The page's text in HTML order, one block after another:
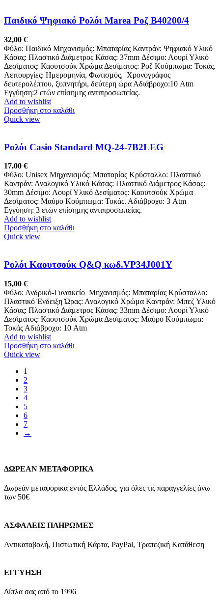
Παιδικό Ψηφιακό Ρολόι Marea Ροζ B40200/4
32,00 €
Φύλο: Παιδικό Μηχανισμός: Μπαταρίας Καντράν: Ψηφιακό Υλικό
Κάσας: Πλαστικό Διάμετρος Κάσας: 37mm Δέσιμο: Λουρί Υλικό
Δεσίματος: Καουτσούκ Χρώμα Δεσίματος: Ροζ Κούμπωμα: Τοκάς.
Λειτουργίες: Ημερομηνία, Φωτισμός, Χρονογράφος
δευτερολέπτου, ξυπνητήρι, δεύτερη ώρα Αδιάβροχο:10 Atm
Εγγύηση:2 ετών επίσημης αντιπροσωπείας.
Add to wishlist
Προσθήκη στο καλάθι
Quick view
Ρολόι Casio Standard MQ-24-7B2LEG
17,00 €
Φύλο: Unisex Μηχανισμός: Μπαταρίας Κρύσταλλο: Πλαστικό
Καντράν: Αναλογικό Υλικό Κάσας: Πλαστικό Διάμετρος Κάσας:
30mm Δέσιμο: Λουρί Υλικό Δεσίματος: Καουτσούκ Χρώμα
Δεσίματος: Μαύρο Κούμπωμα: Τοκάς. Αδιάβροχο: 3 Atm
Εγγύηση: 3 ετών επίσημης αντιπροσωπείας.
Add to wishlist
Προσθήκη στο καλάθι
Quick view
Ρολόι Καουτσούκ Q&Q κωδ.VP34J001Y
15,00 €
Φύλο: Ανδρικό-Γυναικείο Μηχανισμός: Μπαταρίας Κρύσταλλο:
Πλαστικό Ένδειξη Ώρας: Αναλογικό Χρώμα Καντράν: Μπεζ Υλικό
Κάσας: Πλαστικό Διάμετρος Κάσας: 33mm Δέσιμο: Λουρί Υλικό
Δεσίματος: Καουτσούκ Χρώμα Δεσίματος: Μαύρο Κούμπωμα:
Τοκάς Αδιάβροχο: 10 Atm
Add to wishlist
Προσθήκη στο καλάθι
Quick view
1
2
3
4
5
6
7
→
ΔΩΡΕΑΝ ΜΕΤΑΦΟΡΙΚΑ
Δωρεάν μεταφορικά εντός Ελλάδος, για όλες τις παραγγελίες άνω
των 50€
ΑΣΦΑΛΕΙΣ ΠΛΗΡΩΜΕΣ
Αντικαταβολή, Πιστωτική Κάρτα, PayPal, Τραπεζική Kατάθεση
ΕΓΓΥΗΣΗ
Δίπλα σας από το 1996